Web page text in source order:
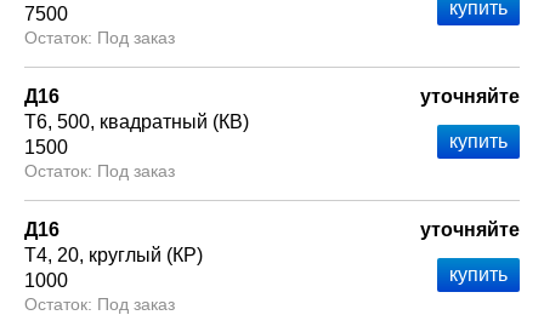
7500
Под заказ
Д16
Т6 500 квадратный (КВ)
1500
Под заказ
уточняйте
Д16
Т4 20 круглый (КР)
1000
Под заказ
уточняйте